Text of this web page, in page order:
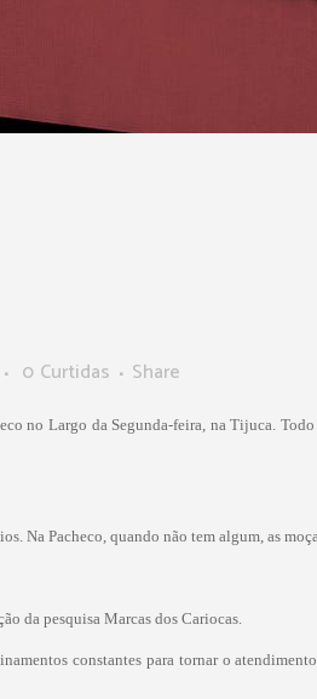
0 Curtidas Share
no Largo da Segunda-feira, na Tijuca. Todo
Na Pacheco, quando não tem algum, as
da pesquisa Marcas dos Cariocas.
constantes para tornar o